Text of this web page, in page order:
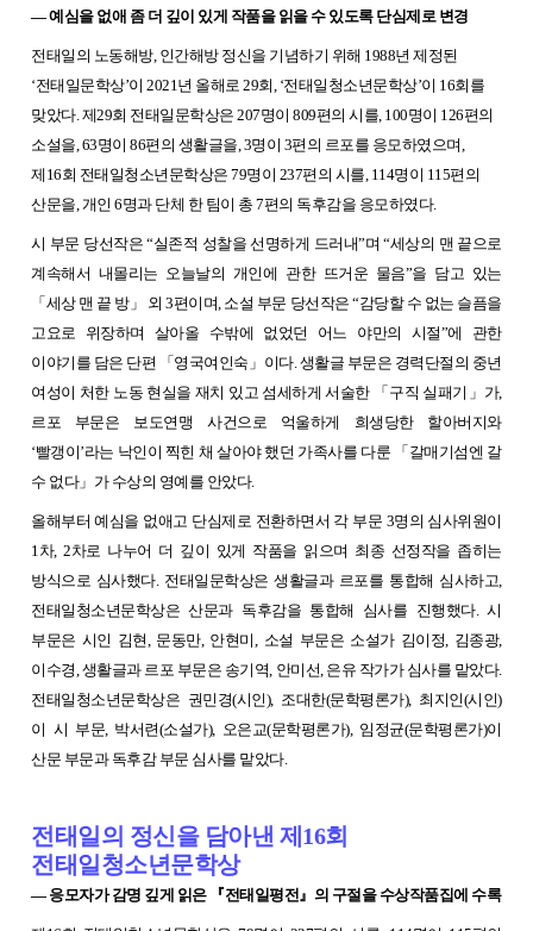
― 예심을 없애 좀 더 깊이 있게 작품을 읽을 수 있도록 단심제로 변경
전태일의 노동해방, 인간해방 정신을 기념하기 위해 1988년 제정된
‘전태일문학상’이 2021년 올해로 29회, ‘전태일청소년문학상’이 16회를
맞았다. 제29회 전태일문학상은 207명이 809편의 시를, 100명이 126편의
소설을, 63명이 86편의 생활글을, 3명이 3편의 르포를 응모하였으며,
제16회 전태일청소년문학상은 79명이 237편의 시를, 114명이 115편의
산문을, 개인 6명과 단체 한 팀이 총 7편의 독후감을 응모하였다.
시 부문 당선작은 “실존적 성찰을 선명하게 드러내”며 “세상의 맨 끝으로
계속해서 내몰리는 오늘날의 개인에 관한 뜨거운 물음”을 담고 있는
「세상 맨 끝 방」 외 3편이며, 소설 부문 당선작은 “감당할 수 없는 슬픔을
고요로 위장하며 살아올 수밖에 없었던 어느 야만의 시절”에 관한
이야기를 담은 단편 「영국여인숙」이다. 생활글 부문은 경력단절의 중년
여성이 처한 노동 현실을 재치 있고 섬세하게 서술한 「구직 실패기」가,
르포 부문은 보도연맹 사건으로 억울하게 희생당한 할아버지와
‘빨갱이’라는 낙인이 찍힌 채 살아야 했던 가족사를 다룬 「갈매기섬엔 갈
수 없다」가 수상의 영예를 안았다.
올해부터 예심을 없애고 단심제로 전환하면서 각 부문 3명의 심사위원이
1차, 2차로 나누어 더 깊이 있게 작품을 읽으며 최종 선정작을 좁히는
방식으로 심사했다. 전태일문학상은 생활글과 르포를 통합해 심사하고,
전태일청소년문학상은 산문과 독후감을 통합해 심사를 진행했다. 시
부문은 시인 김현, 문동만, 안현미, 소설 부문은 소설가 김이정, 김종광,
이수경, 생활글과 르포 부문은 송기역, 안미선, 은유 작가가 심사를 맡았다.
전태일청소년문학상은 권민경(시인), 조대한(문학평론가), 최지인(시인)
이 시 부문, 박서련(소설가), 오은교(문학평론가), 임정균(문학평론가)이
산문 부문과 독후감 부문 심사를 맡았다.
전태일의 정신을 담아낸 제16회
전태일청소년문학상
― 응모자가 감명 깊게 읽은 『전태일평전』의 구절을 수상작품집에 수록